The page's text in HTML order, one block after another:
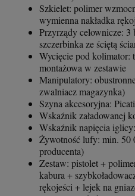
Szkielet: polimer
wymienna nakładka
Przyrządy celownicze: 3
szczerbinka ze ściętą
Wycięcie pod kolimator:
montażowa w zestawie
Manipulatory:
zwalniacz magazynka)
Szyna akcesoryjna:
Wskaźnik załadowanej
Wskaźnik napięcia
Żywotność lufy: min. 50
producenta)
Zestaw: pistolet +
kabura +
rękojeści + lejek na